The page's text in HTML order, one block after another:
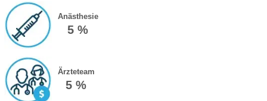
Anästhesie
5 %
Ärzteteam
5 %